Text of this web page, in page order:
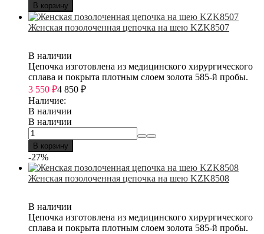
В корзину
Женская позолоченная цепочка на шею KZK8507
В наличии
Цепочка изготовлена из медицинского хирургического
сплава и покрыта плотным слоем золота 585-й пробы.
3 550 ₽4 850 ₽
Наличие:
В наличии
В наличии
В корзину
-27%
Женская позолоченная цепочка на шею KZK8508
В наличии
Цепочка изготовлена из медицинского хирургического
сплава и покрыта плотным слоем золота 585-й пробы.